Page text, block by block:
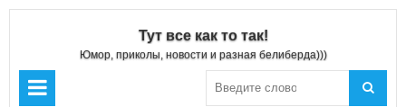
Тут все как то так!
Юмор, приколы, новости и разная белиберда)))